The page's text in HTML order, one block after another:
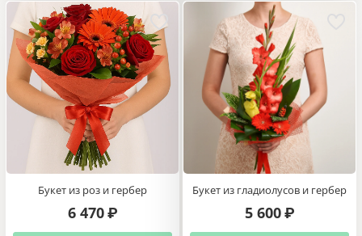
Букет из роз и гербер
6 470 ₽
Букет из гладиолусов и гербер
5 600 ₽